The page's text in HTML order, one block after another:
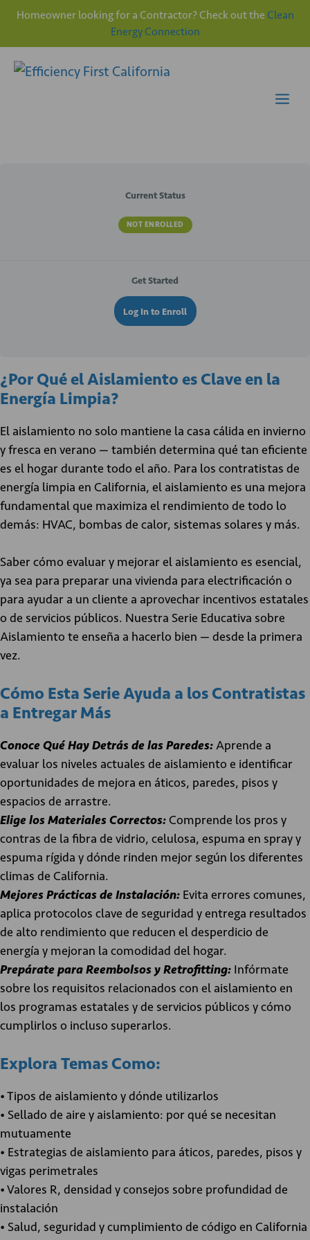
Homeowner looking for a Contractor? Check out the Clean
Energy Connection
Current Status
NOT ENROLLED
Get Started
Log In to Enroll
¿Por Qué el Aislamiento es Clave en la
Energía Limpia?
El aislamiento no solo mantiene la casa cálida en invierno
y fresca en verano — también determina qué tan eficiente
es el hogar durante todo el año. Para los contratistas de
energía limpia en California, el aislamiento es una mejora
fundamental que maximiza el rendimiento de todo lo
demás: HVAC, bombas de calor, sistemas solares y más.
Saber cómo evaluar y mejorar el aislamiento es esencial,
ya sea para preparar una vivienda para electrificación o
para ayudar a un cliente a aprovechar incentivos estatales
o de servicios públicos. Nuestra Serie Educativa sobre
Aislamiento te enseña a hacerlo bien — desde la primera
vez.
Cómo Esta Serie Ayuda a los Contratistas
a Entregar Más
Conoce Qué Hay Detrás de las Paredes:Aprende a
evaluar los niveles actuales de aislamiento e identificar
oportunidades de mejora en áticos, paredes, pisos y
espacios de arrastre.
Elige los Materiales Correctos: Comprende los pros y
contras de la fibra de vidrio, celulosa, espuma en spray y
espuma rígida y dónde rinden mejor según los diferentes
climas de California.
Mejores Prácticas de Instalación: Evita errores comunes,
aplica protocolos clave de seguridad y entrega resultados
de alto rendimiento que reducen el desperdicio de
energía y mejoran la comodidad del hogar.
Prepárate para Reembolsos y Retrofitting: Infórmate
sobre los requisitos relacionados con el aislamiento en
los programas estatales y de servicios públicos y cómo
cumplirlos o incluso superarlos.
Explora Temas Como:
• Tipos de aislamiento y dónde utilizarlos
• Sellado de aire y aislamiento: por qué se necesitan
mutuamente
• Estrategias de aislamiento para áticos, paredes, pisos y
vigas perimetrales
• Valores R, densidad y consejos sobre profundidad de
instalación
• Salud, seguridad y cumplimiento de código en California